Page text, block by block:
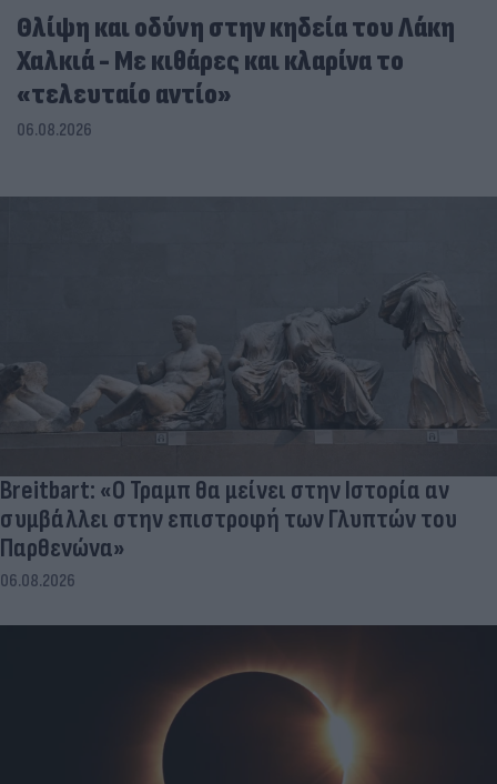
Θλίψη και οδύνη στην κηδεία του Λάκη
Χαλκιά - Με κιθάρες και κλαρίνα το
«τελευταίο αντίο»
06.08.2026
Breitbart: «Ο Τραμπ θα μείνει στην Ιστορία αν
συμβάλλει στην επιστροφή των Γλυπτών του
Παρθενώνα»
06.08.2026